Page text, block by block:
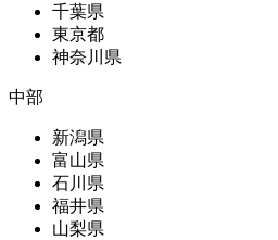
千葉県
東京都
神奈川県
中部
新潟県
富山県
石川県
福井県
山梨県